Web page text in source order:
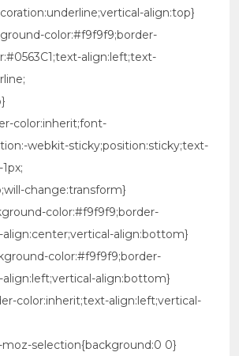
align:top}
color:#f9f9f9;border-
align:left;text-
color:inherit;font-
webkit-sticky;position:sticky;text-
change:transform}
color:#f9f9f9;border-
align:bottom}
color:#f9f9f9;border-
align:bottom}
color:inherit;text-align:left;vertical-
moz-selection{background:0 0}